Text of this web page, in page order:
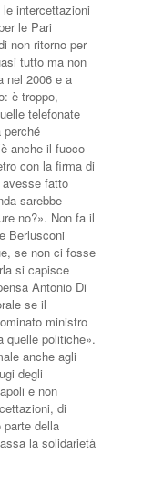
intercettazioni
le Pari
non ritorno per
tutto ma non
nel 2006 e a
è troppo,
telefonate
perché
anche il fuoco
con la firma di
fatto
sarebbe
no?». Non fa il
Berlusconi
se non ci fosse
si capisce
Antonio Di
se il
ministro
quelle politiche».
anche agli
degli
e non
di
della
la solidarietà